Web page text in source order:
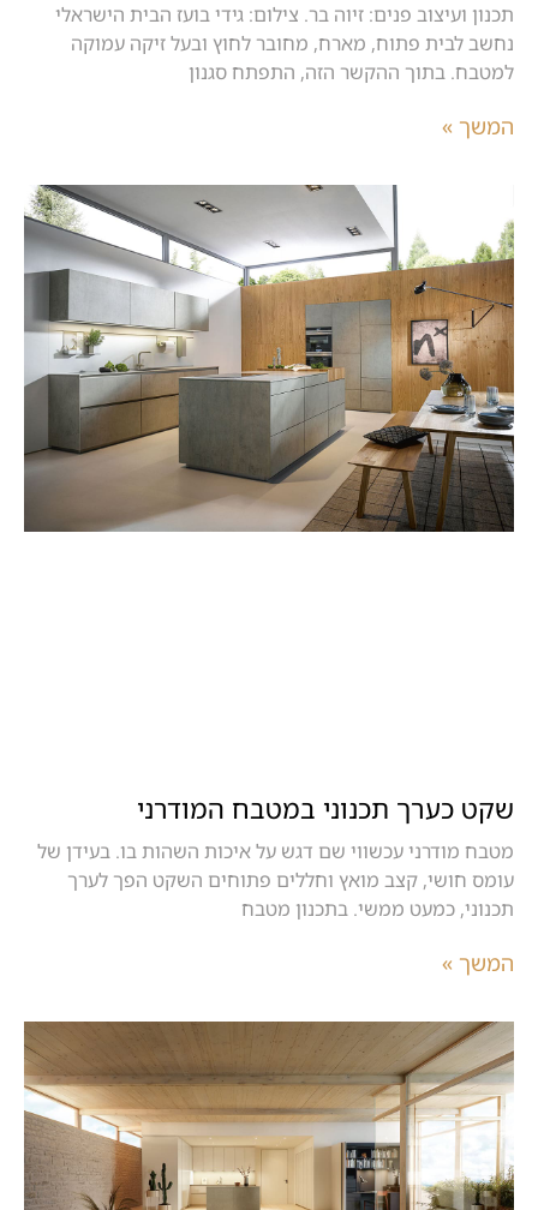
תכנון ועיצוב פנים: זיוה בר. צילום: גידי בועז הבית הישראלי
נחשב לבית פתוח, מארח, מחובר לחוץ ובעל זיקה עמוקה
למטבח. בתוך ההקשר הזה, התפתח סגנון
המשך »
שקט כערך תכנוני במטבח המודרני
מטבח מודרני עכשווי שם דגש על איכות השהות בו. בעידן של
עומס חושי, קצב מואץ וחללים פתוחים השקט הפך לערך
תכנוני, כמעט ממשי. בתכנון מטבח
המשך »